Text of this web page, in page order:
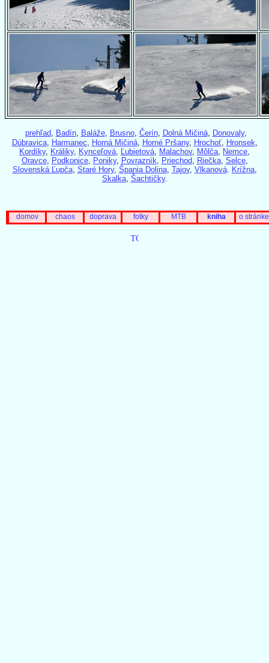
prehľad, Badín, Baláže, Brusno, Čerín, Dolná Mičiná, Donovaly,
Dúbravica, Harmanec Horná Mičiná, Horné Pršany, Hrochoť, Hronsek
Kordíky, Králiky, Kynceľová Ľubietová Malachov, Môlča Nemce
Oravce, Podkonice, Poniky, Povrazník Priechod, Riečka, Selce,
Slovenská Ľupča, Staré Hory, Špania Dolina, Tajov, Vlkanová. Krížna,
Skalka, Šachtičky.
domov chaos doprava fotky MTB kniha o stránke